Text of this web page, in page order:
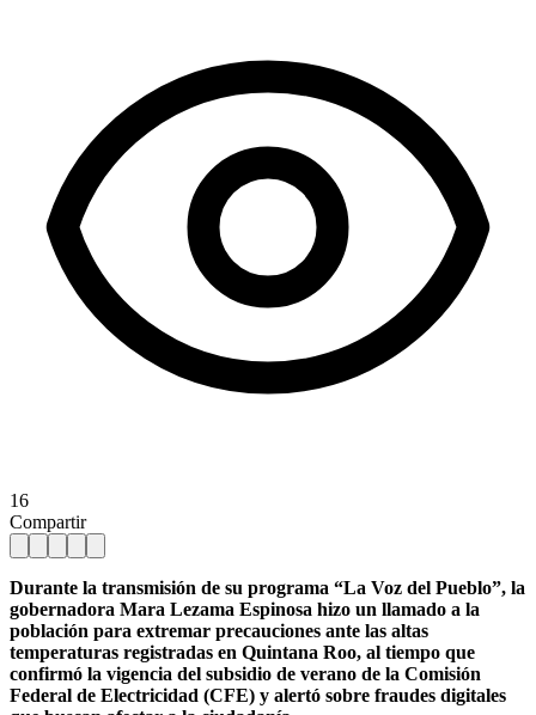
16
Compartir
Durante la transmisión de su programa “La Voz del Pueblo”, la
gobernadora Mara Lezama Espinosa hizo un llamado a la
población para extremar precauciones ante las altas
temperaturas registradas en Quintana Roo, al tiempo que
confirmó la vigencia del subsidio de verano de la Comisión
Federal de Electricidad (CFE) y alertó sobre fraudes digitales